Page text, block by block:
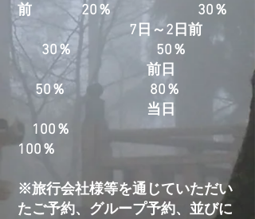
前 20％ 30％
7日～2日前
30％ 50％
前日
50％ 80％
当日
100％
100％
※旅行会社様等を通じていただい
たご予約、グループ予約、並びに